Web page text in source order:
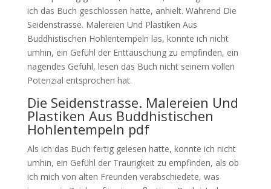
ich das Buch geschlossen hatte, anhielt. Während Die
Seidenstrasse. Malereien Und Plastiken Aus
Buddhistischen Hohlentempeln las, konnte ich nicht
umhin, ein Gefühl der Enttäuschung zu empfinden, ein
nagendes Gefühl, lesen das Buch nicht seinem vollen
Potenzial entsprochen hat.
Die Seidenstrasse. Malereien Und
Plastiken Aus Buddhistischen
Hohlentempeln pdf
Als ich das Buch fertig gelesen hatte, konnte ich nicht
umhin, ein Gefühl der Traurigkeit zu empfinden, als ob
ich mich von alten Freunden verabschiedete, was